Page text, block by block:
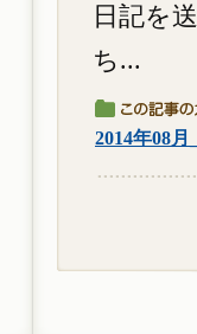
日記を
ち...
2014年08